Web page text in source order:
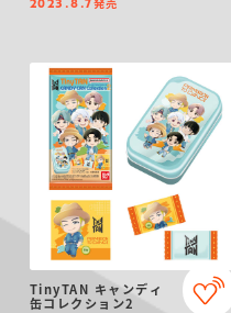
2023.8.7
TinyTAN キャンディ
缶コレクション2